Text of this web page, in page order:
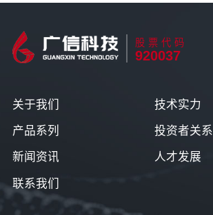
股票代码
920037
关于我们 技术实力
产品系列 投资者关系
新闻资讯 人才发展
联系我们